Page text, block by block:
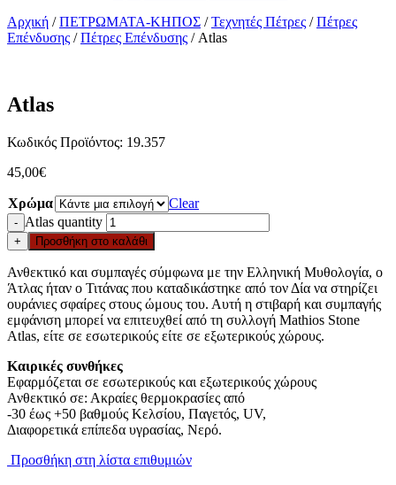
Αρχική /ΠΕΤΡΩΜΑΤΑ-ΚΗΠΟΣ /Τεχνητές Πέτρες /Πέτρες
Επένδυσης /Πέτρες Επένδυσης / Atlas
Atlas
Κωδικός Προϊόντος: 19.357
45,00€
Χρώμα Clear
- Atlas quantity
+ Προσθήκη στο καλάθι
Ανθεκτικό και συμπαγές σύμφωνα με την Ελληνική Μυθολογία, ο
Άτλας ήταν ο Τιτάνας που καταδικάστηκε από τον Δία να στηρίζει
ουράνιες σφαίρες στους ώμους του. Αυτή η στιβαρή και συμπαγής
εμφάνιση μπορεί να επιτευχθεί από τη συλλογή Mathios Stone
Atlas, είτε σε εσωτερικούς είτε σε εξωτερικούς χώρους.
Καιρικές συνθήκες
Εφαρμόζεται σε εσωτερικούς και εξωτερικούς χώρους
Ανθεκτικό σε: Ακραίες θερμοκρασίες από
-30 έως +50 βαθμούς Κελσίου, Παγετός, UV,
Διαφορετικά επίπεδα υγρασίας, Νερό.
Προσθήκη στη λίστα επιθυμιών